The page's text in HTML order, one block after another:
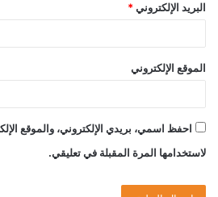
البريد الإلكتروني *
الموقع الإلكتروني
احفظ اسمي، بريدي الإلكتروني، والموقع
لاستخدامها المرة المقبلة في تعليقي.